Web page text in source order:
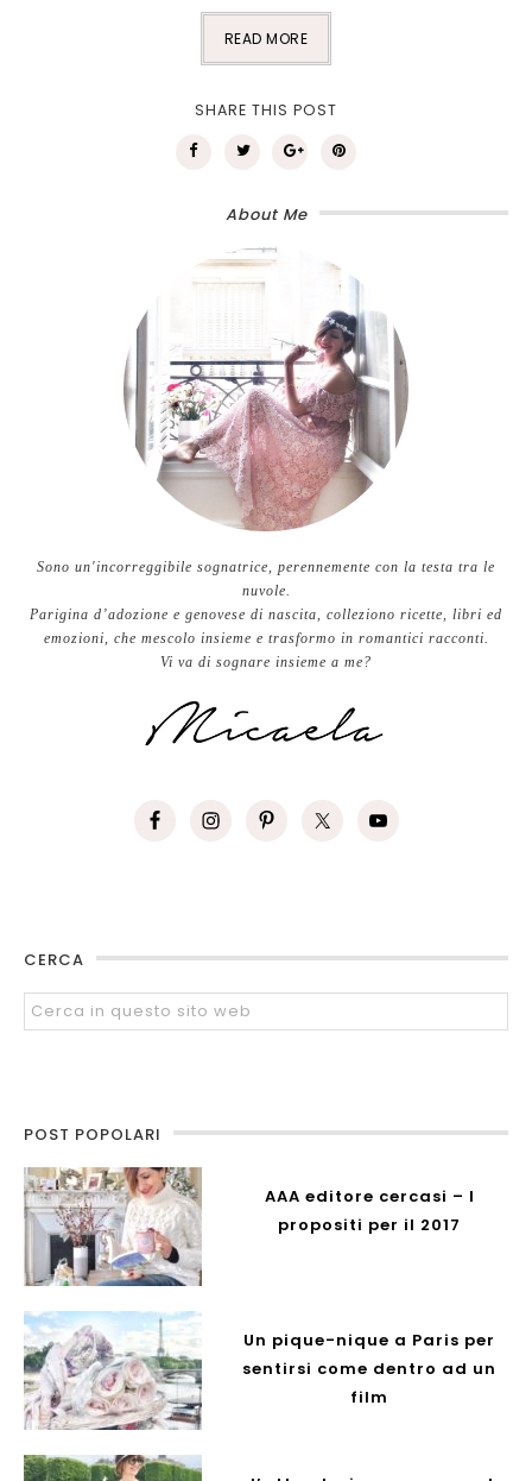
READ MORE
SHARE THIS POST
About Me
Sono un'incorreggibile sognatrice, perennemente con la testa tra le
nuvole.
Parigina d’adozione e genovese di nascita, colleziono ricette, libri ed
emozioni, che mescolo insieme e trasformo in romantici racconti.
Vi va di sognare insieme a me?
CERCA
POST POPOLARI
AAA editore cercasi – I
propositi per il 2017
Un pique-nique a Paris per
sentirsi come dentro ad un
film